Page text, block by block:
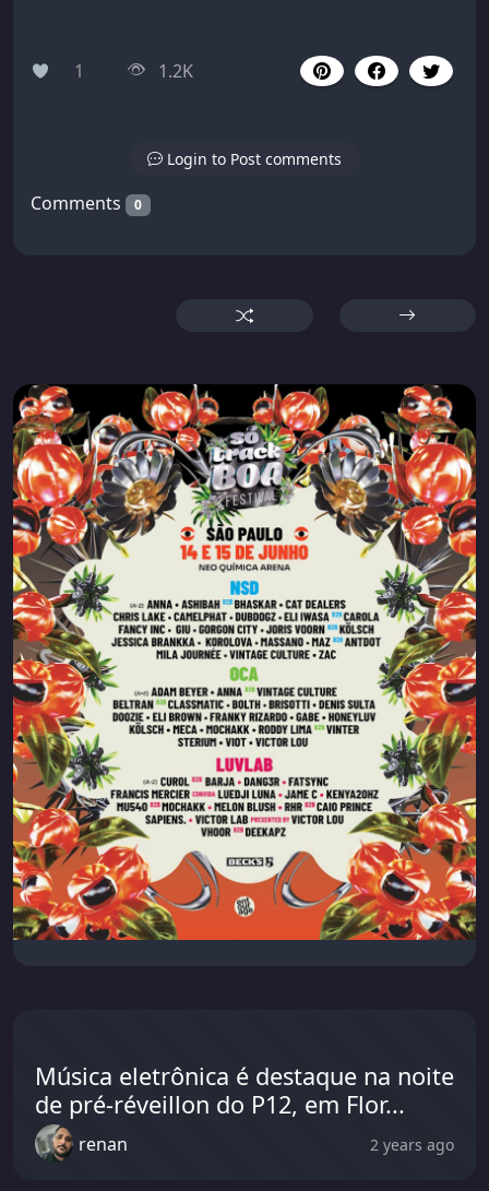
1 1.2K
Login to Post comments
Comments 0
Música eletrônica é destaque na noite
de pré-réveillon do P12, em Flor...
renan 2 years ago